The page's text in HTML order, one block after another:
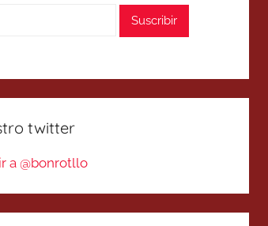
twitter
a @bonrotllo